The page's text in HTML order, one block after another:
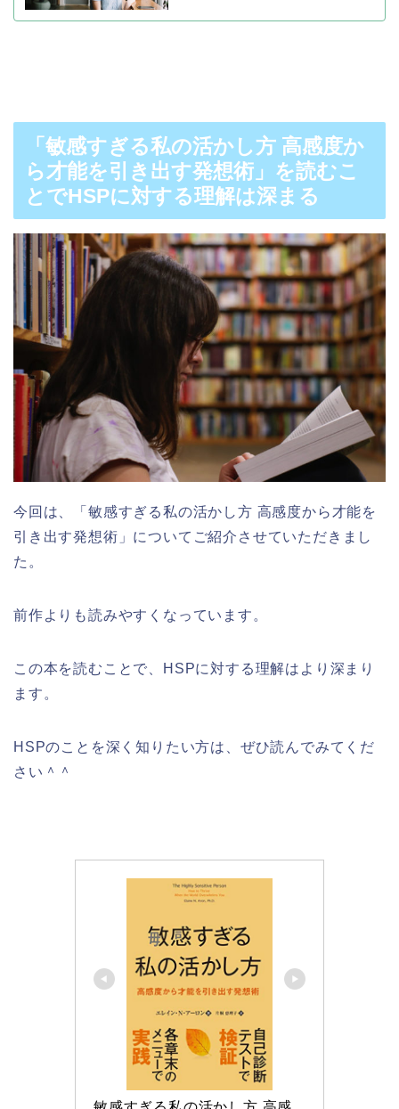
「敏感すぎる私の活かし方 高感度か
ら才能を引き出す発想術」を読むこ
とでHSPに対する理解は深まる
今回は、「敏感すぎる私の活かし方 高感度から才能を
引き出す発想術」についてご紹介させていただきまし
た。
前作よりも読みやすくなっています。
この本を読むことで、HSPに対する理解はより深まり
ます。
HSPのことを深く知りたい方は、ぜひ読んでみてくだ
さい＾＾